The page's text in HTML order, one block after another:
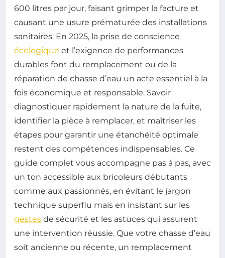
600 litres par jour, faisant grimper la facture et
causant une usure prématurée des installations
sanitaires. En 2025, la prise de conscience
écologique et l’exigence de performances
durables font du remplacement ou de la
réparation de chasse d’eau un acte essentiel à la
fois économique et responsable. Savoir
diagnostiquer rapidement la nature de la fuite,
identifier la pièce à remplacer, et maîtriser les
étapes pour garantir une étanchéité optimale
restent des compétences indispensables. Ce
guide complet vous accompagne pas à pas, avec
un ton accessible aux bricoleurs débutants
comme aux passionnés, en évitant le jargon
technique superflu mais en insistant sur les
gestes de sécurité et les astuces qui assurent
une intervention réussie. Que votre chasse d’eau
soit ancienne ou récente, un remplacement